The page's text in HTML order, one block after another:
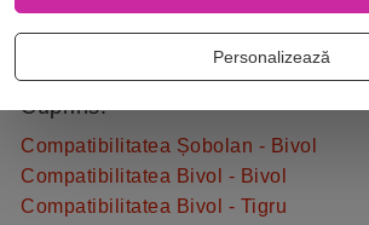
Compatibilitatea cu alte semne precum
relații, datorită complementării trăsăturilor.
Cuprins:
Compatibilitatea Șobolan - Bivol
Compatibilitatea Bivol - Bivol
Compatibilitatea Bivol - Tigru
Personalizează